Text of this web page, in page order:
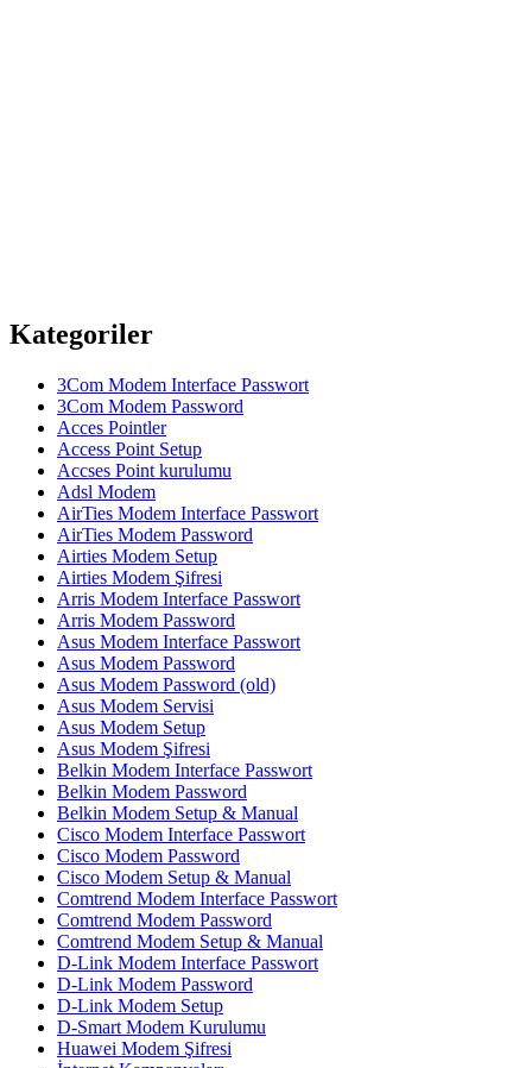
Kategoriler
3Com Modem Interface Passwort
3Com Modem Password
Acces Pointler
Access Point Setup
Accses Point kurulumu
Adsl Modem
AirTies Modem Interface Passwort
AirTies Modem Password
Airties Modem Setup
Airties Modem Şifresi
Arris Modem Interface Passwort
Arris Modem Password
Asus Modem Interface Passwort
Asus Modem Password
Asus Modem Password (old)
Asus Modem Servisi
Asus Modem Setup
Asus Modem Şifresi
Belkin Modem Interface Passwort
Belkin Modem Password
Belkin Modem Setup & Manual
Cisco Modem Interface Passwort
Cisco Modem Password
Cisco Modem Setup & Manual
Comtrend Modem Interface Passwort
Comtrend Modem Password
Comtrend Modem Setup & Manual
D-Link Modem Interface Passwort
D-Link Modem Password
D-Link Modem Setup
D-Smart Modem Kurulumu
Huawei Modem Şifresi